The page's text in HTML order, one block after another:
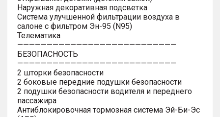
Наружная декоративная подсветка
Система улучшенной фильтрации воздуха в
салоне с фильтром Эн-95 (N95)
Телематика
———————————————————————————
БЕЗОПАСНОСТЬ
———————————————————————————
2 шторки безопасности
2 боковые передние подушки безопасности
2 подушки безопасности водителя и переднего
пассажира
Антиблокировочная тормозная система Эй-Би-Эс